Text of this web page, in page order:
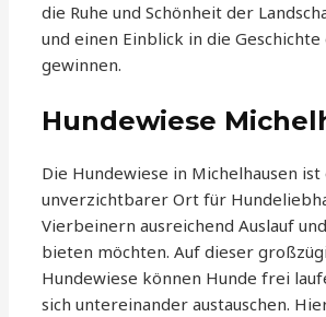
die Ruhe und Schönheit der
und einen Einblick in die Geschichte
gewinnen.
Hundewiese
Die Hundewiese in Michelhausen ist
unverzichtbarer Ort für
Vierbeinern ausreichend Auslauf
bieten möchten. Auf dieser
Hundewiese können Hunde frei
sich untereinander austauschen.